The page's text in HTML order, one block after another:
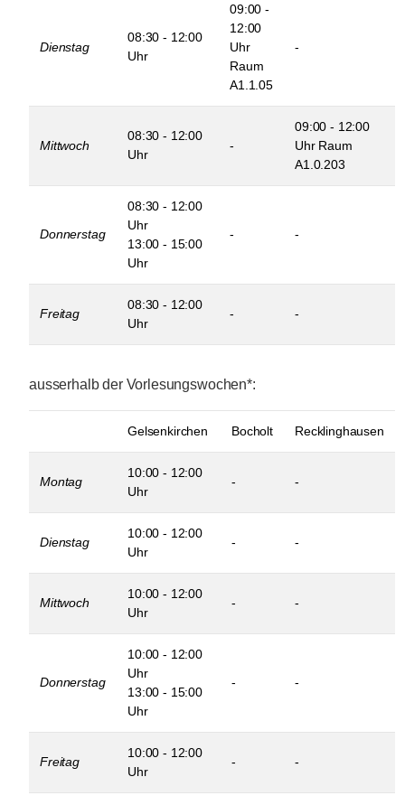
Dienstag
08:30 - 12:00
Uhr
09:00 -
12:00
Uhr
Raum
A1.1.05
-
Mittwoch
08:30 - 12:00
Uhr
-
09:00 - 12:00
Uhr Raum
A1.0.203
Donnerstag
08:30 - 12:00
Uhr
13:00 - 15:00
Uhr
- -
Freitag
08:30 - 12:00
Uhr
- -
ausserhalb der Vorlesungswochen*:
Gelsenkirchen Bocholt Recklinghausen
Montag
10:00 - 12:00
Uhr
- -
Dienstag
10:00 - 12:00
Uhr
- -
Mittwoch
10:00 - 12:00
Uhr
- -
Donnerstag
10:00 - 12:00
Uhr
13:00 - 15:00
Uhr
- -
Freitag
10:00 - 12:00
Uhr
- -